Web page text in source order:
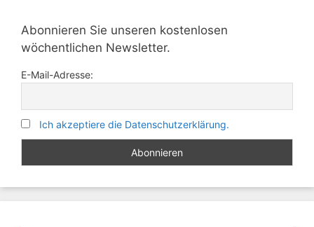
Abonnieren Sie unseren kostenlosen
wöchentlichen Newsletter.
E-Mail-Adresse:
Ich akzeptiere die Datenschutzerklärung.